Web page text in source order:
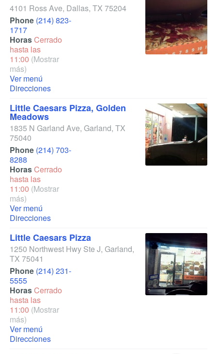
4101 Ross Ave, Dallas, TX 75204
Phone (214) 823-
1717
HorasCerrado
hasta las
11:00 (Mostrar
más)
Ver menú
Direcciones
Little Caesars Pizza, Golden
Meadows
1835 N Garland Ave, Garland, TX
75040
Phone (214) 703-
8288
HorasCerrado
hasta las
11:00 (Mostrar
más)
Ver menú
Direcciones
Little Caesars Pizza
1250 Northwest Hwy Ste J, Garland,
TX 75041
Phone (214) 231-
5555
HorasCerrado
hasta las
11:00 (Mostrar
más)
Ver menú
Direcciones